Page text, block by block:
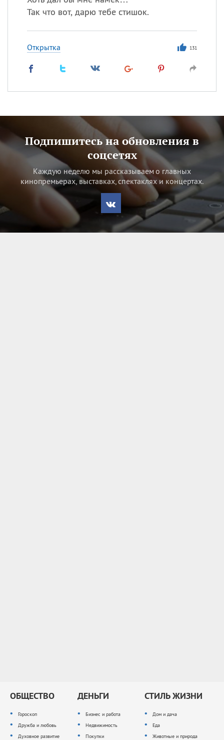
Так что вот, дарю тебе стишок.
Открытка 131
Подпишитесь на обновления в
соцсетях
Каждую неделю мы рассказываем о главных
кинопремьерах, выставках, спектаклях и концертах.
ОБЩЕСТВО
Гороскоп
Дружба и любовь
Духовное развитие
ДЕНЬГИ
Бизнес и работа
Недвижимость
Покупки
СТИЛЬ ЖИЗНИ
Дом и дача
Еда
Животные и природа